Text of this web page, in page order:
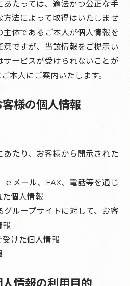
あたっては、適法かつ公正な手
法によって取得はいたしませ
体であるご本人が個人情報を
意ですが、当該情報をご提示い
サービスが受けられないことが
本人にご案内いたします。
様の個人情報
たり、お客様から開示された
メール、FAX、電話等を通じ
個人情報
ループサイトに対して、お客
報
けた個人情報
情報の利用目的